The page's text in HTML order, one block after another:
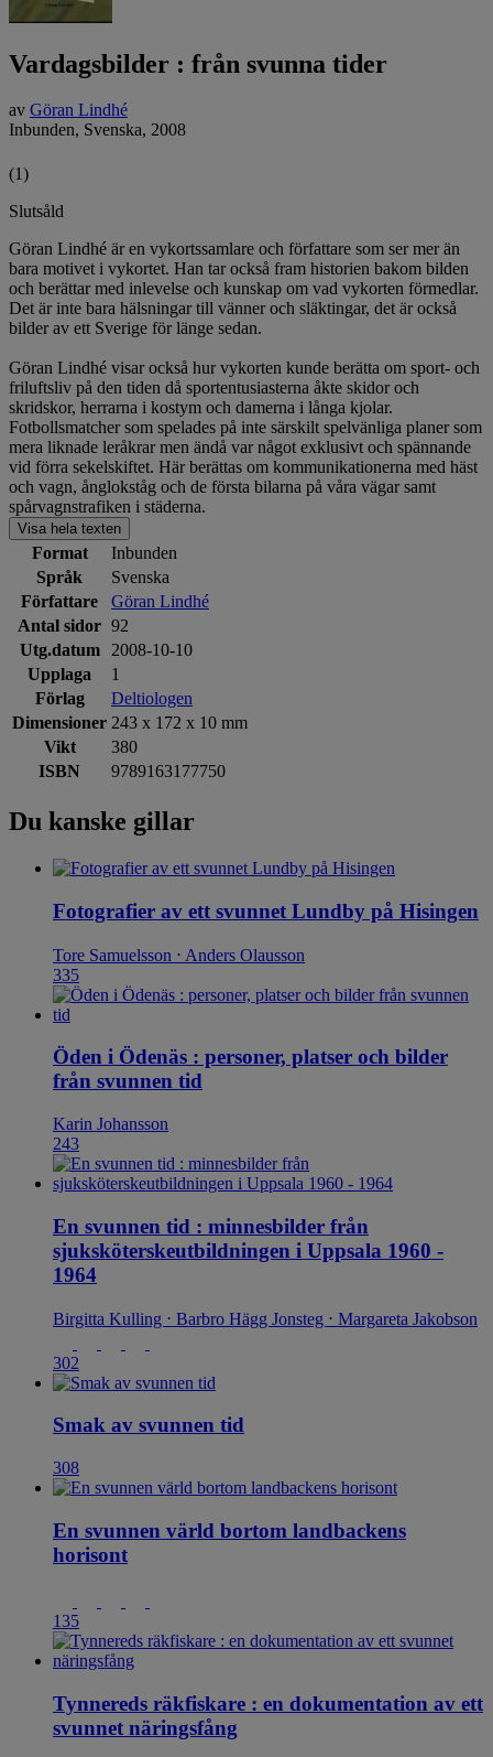
Vardagsbilder : från svunna tider
av Göran Lindhé
Inbunden, Svenska, 2008
(1)
Slutsåld
Göran Lindhé är en vykortssamlare och författare som ser mer än
bara motivet i vykortet. Han tar också fram historien bakom bilden
och berättar med inlevelse och kunskap om vad vykorten förmedlar.
Det är inte bara hälsningar till vänner och släktingar, det är också
bilder av ett Sverige för länge sedan.
Göran Lindhé visar också hur vykorten kunde berätta om sport- och
friluftsliv på den tiden då sportentusiasterna åkte skidor och
skridskor, herrarna i kostym och damerna i långa kjolar.
Fotbollsmatcher som spelades på inte särskilt spelvänliga planer som
mera liknade leråkrar men ändå var något exklusivt och spännande
vid förra sekelskiftet. Här berättas om kommunikationerna med häst
och vagn, ånglokståg och de första bilarna på våra vägar samt
spårvagnstrafiken i städerna.
Visa hela texten
Format
Inbunden
Språk
Svenska
Författare
Göran Lindhé
Antal sidor 92
Utg.datum
2008-10-10
Upplaga
1
Förlag
Deltiologen
Dimensioner 243 x 172 x 10 mm
Vikt
380
ISBN
9789163177750
Du kanske gillar
Fotografier av ett svunnet Lundby på Hisingen
Tore Samuelsson ⋅ Anders Olausson
335
Öden i Ödenäs : personer, platser och bilder
från svunnen tid
Karin Johansson
243
En svunnen tid : minnesbilder från
sjuksköterskeutbildningen i Uppsala 1960 -
1964
Birgitta Kulling ⋅ Barbro Hägg Jonsteg ⋅ Margareta Jakobson
302
Smak av svunnen tid
308
En svunnen värld bortom landbackens
horisont
135
Tynnereds räkfiskare : en dokumentation av ett
svunnet näringsfång